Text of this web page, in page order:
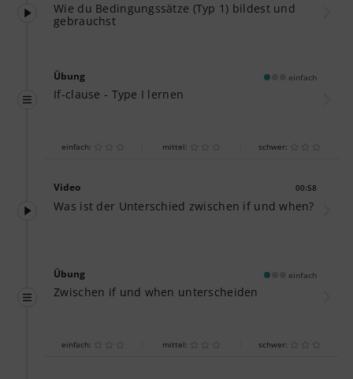
Wie du Bedingungssätze (Typ 1) bildest und
gebrauchst
Übung einfach
If-clause - Type I lernen
einfach: mittel: schwer:
Video 00:58
Was ist der Unterschied zwischen if und when?
Übung einfach
Zwischen if und when unterscheiden
einfach: mittel: schwer: